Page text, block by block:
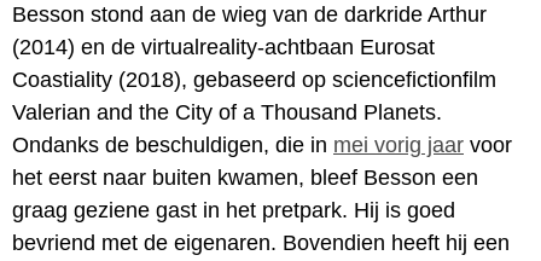
Besson stond aan de wieg van de darkride Arthur
(2014) en de virtualreality-achtbaan Eurosat
Coastiality (2018), gebaseerd op sciencefictionfilm
Valerian and the City of a Thousand Planets.
Ondanks de beschuldigen, die in mei vorig jaar voor
het eerst naar buiten kwamen, bleef Besson een
graag geziene gast in het pretpark. Hij is goed
bevriend met de eigenaren. Bovendien heeft hij een